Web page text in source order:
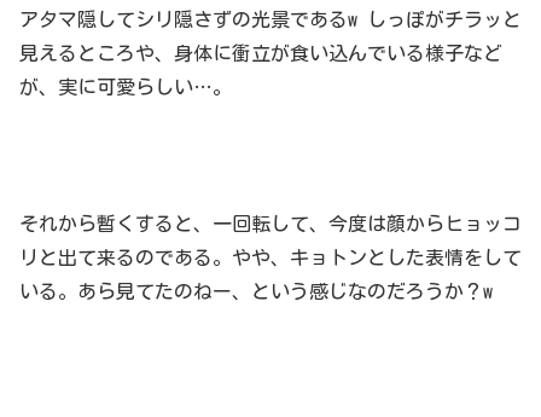
アタマ隠してシリ隠さずの光景であるw しっぽがチラッと
見えるところや、身体に衝立が食い込んでいる様子など
が、実に可愛らしい…。
それから暫くすると、一回転して、今度は顔からヒョッコ
リと出て来るのである。やや、キョトンとした表情をして
いる。あら見てたのねー、という感じなのだろうか？w